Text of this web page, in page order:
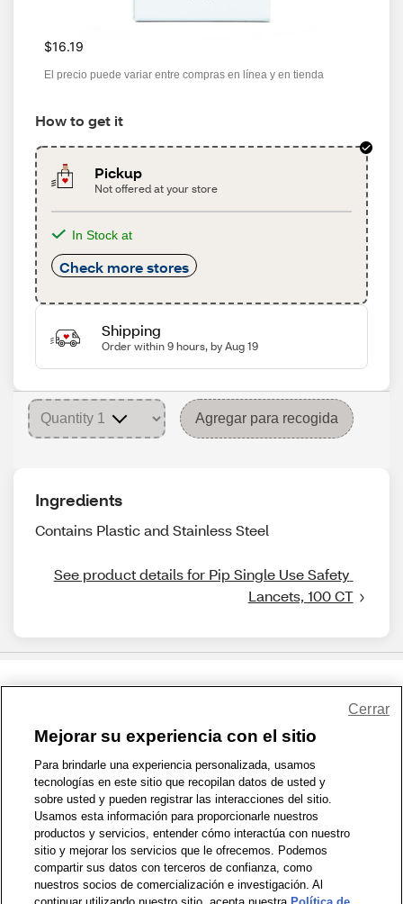
$16.19
El precio puede variar entre compras en línea y en tienda
How to get it
Pickup
Not offered at your store
In Stock at
Check more stores
Shipping
Order within 9 hours, by Aug 19
Agregar para recogida
Ingredients
Contains Plastic and Stainless Steel
See product details for Pip Single Use Safety
Lancets, 100 CT
1-800-679-9691 | Contáctenos | Términos de Uso | Accesibilidad
Política de Privacidad | WA Privacy Policy | Mapa del sitio
Zona de Bienestar | © 1999 - 2026 CVS.com
Mejorar su experiencia con el sitio
Para brindarle una experiencia personalizada, usamos
tecnologías en este sitio que recopilan datos de usted y
sobre usted y pueden registrar las interacciones del sitio.
Usamos esta información para proporcionarle nuestros
productos y servicios, entender cómo interactúa con nuestro
sitio y mejorar los servicios que le ofrecemos. Podemos
compartir sus datos con terceros de confianza, como
nuestros socios de comercialización e investigación. Al
Cerrar